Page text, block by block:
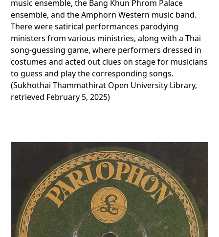
music ensemble, the Bang Khun Phrom Palace
ensemble, and the Amphorn Western music band.
There were satirical performances parodying
ministers from various ministries, along with a Thai
song-guessing game, where performers dressed in
costumes and acted out clues on stage for musicians
to guess and play the corresponding songs.
(Sukhothai Thammathirat Open University Library,
retrieved February 5, 2025)